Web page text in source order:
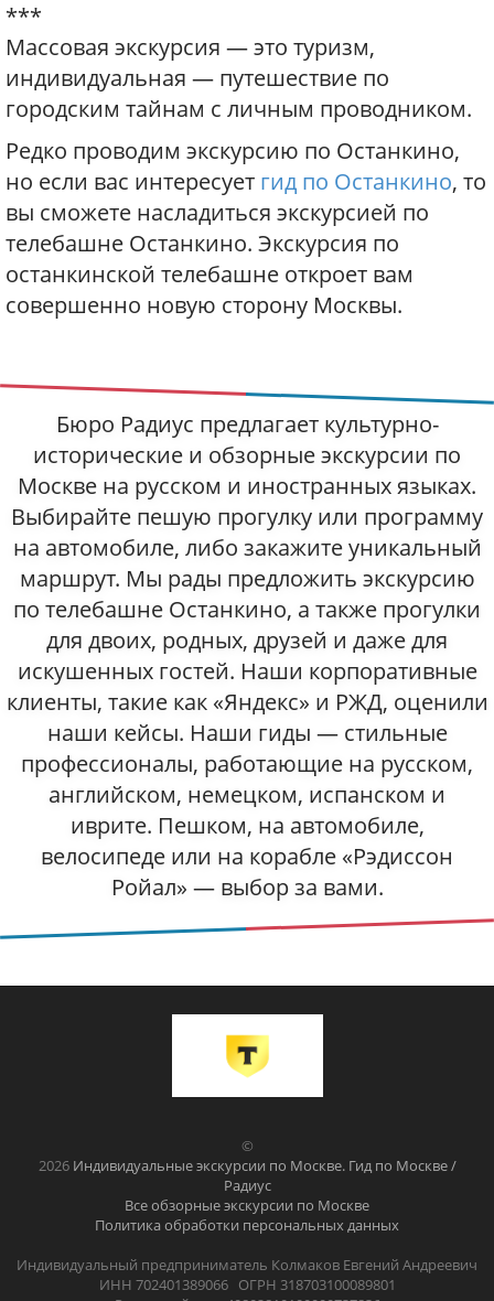
***
Массовая экскурсия — это туризм,
индивидуальная — путешествие по
городским тайнам с личным проводником.
Редко проводим экскурсию по Останкино,
но если вас интересует гид по Останкино, то
вы сможете насладиться экскурсией по
телебашне Останкино. Экскурсия по
останкинской телебашне откроет вам
совершенно новую сторону Москвы.
Бюро Радиус предлагает культурно-
исторические и обзорные экскурсии по
Москве на русском и иностранных языках.
Выбирайте пешую прогулку или программу
на автомобиле, либо закажите уникальный
маршрут. Мы рады предложить экскурсию
по телебашне Останкино, а также прогулки
для двоих, родных, друзей и даже для
искушенных гостей. Наши корпоративные
клиенты, такие как «Яндекс» и РЖД, оценили
наши кейсы. Наши гиды — стильные
профессионалы, работающие на русском,
английском, немецком, испанском и
иврите. Пешком, на автомобиле,
велосипеде или на корабле «Рэдиссон
Ройал» — выбор за вами.
©
2026 Индивидуальные экскурсии по Москве. Гид по Москве /
Радиус
Все обзорные экскурсии по Москве
Политика обработки персональных данных
Индивидуальный предприниматель Колмаков Евгений Андреевич
ИНН 702401389066 ОГРН 318703100089801